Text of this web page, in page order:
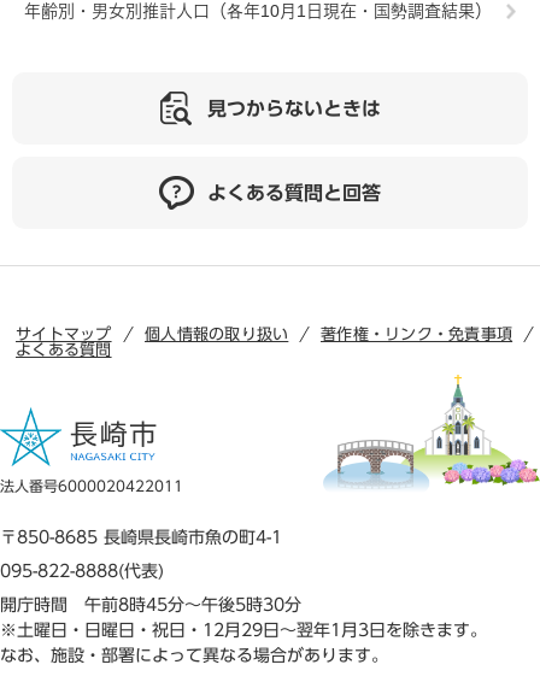
年齢別・男女別推計人口（各年10月1日現在・国勢調査結果）
見つからないときは
よくある質問と回答
サイトマップ 個人情報の取り扱い
著作権・リンク・免責事項
よくある質問
法人番号6000020422011
〒850-8685 長崎県長崎市魚の町4-1
095-822-8888(代表)
開庁時間 午前8時45分～午後5時30分
※土曜日・日曜日・祝日・12月29日～翌年1月3日を除きます。
なお、施設・部署によって異なる場合があります。